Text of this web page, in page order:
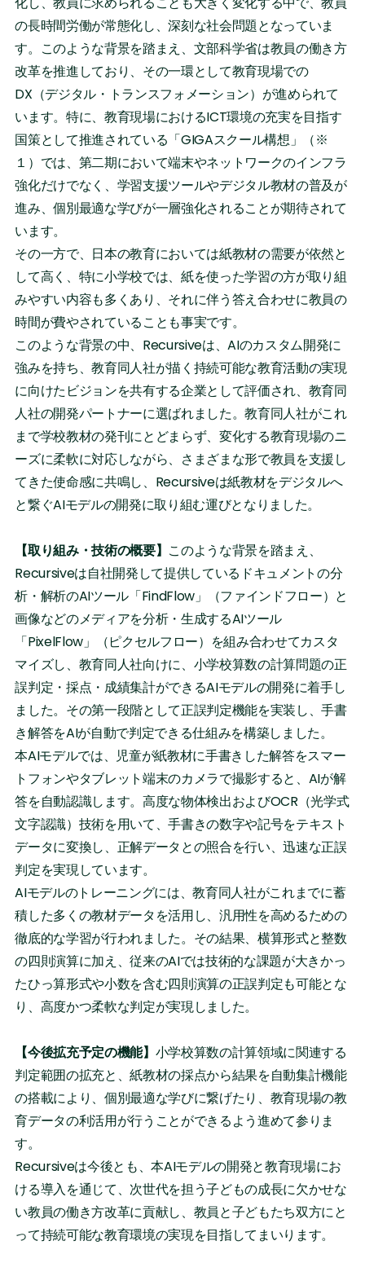
の長時間労働が常態化し、深刻な社会問題となっていま
す。このような背景を踏まえ、文部科学省は教員の働き方
改革を推進しており、その一環として教育現場での
DX（デジタル・トランスフォメーション）が進められて
います。特に、教育現場におけるICT環境の充実を目指す
国策として推進されている「GIGAスクール構想」（※
１）では、第二期において端末やネットワークのインフラ
強化だけでなく、学習支援ツールやデジタル教材の普及が
進み、個別最適な学びが一層強化されることが期待されて
います。
その一方で、日本の教育においては紙教材の需要が依然と
して高く、特に小学校では、紙を使った学習の方が取り組
みやすい内容も多くあり、それに伴う答え合わせに教員の
時間が費やされていることも事実です。
このような背景の中、Recursiveは、AIのカスタム開発に
強みを持ち、教育同人社が描く持続可能な教育活動の実現
に向けたビジョンを共有する企業として評価され、教育同
人社の開発パートナーに選ばれました。教育同人社がこれ
まで学校教材の発刊にとどまらず、変化する教育現場のニ
ーズに柔軟に対応しながら、さまざまな形で教員を支援し
てきた使命感に共鳴し、Recursiveは紙教材をデジタルへ
と繋ぐAIモデルの開発に取り組む運びとなりました。
【取り組み・技術の概要】 このような背景を踏まえ、
Recursiveは自社開発して提供しているドキュメントの分
析・解析のAIツール「FindFlow」（ファインドフロー）と
画像などのメディアを分析・生成するAIツール
「PixelFlow」（ピクセルフロー）を組み合わせてカスタ
マイズし、教育同人社向けに、小学校算数の計算問題の正
誤判定・採点・成績集計ができるAIモデルの開発に着手し
ました。その第一段階として正誤判定機能を実装し、手書
き解答をAIが自動で判定できる仕組みを構築しました。
本AIモデルでは、児童が紙教材に手書きした解答をスマー
トフォンやタブレット端末のカメラで撮影すると、AIが解
答を自動認識します。高度な物体検出およびOCR（光学式
文字認識）技術を用いて、手書きの数字や記号をテキスト
データに変換し、正解データとの照合を行い、迅速な正誤
判定を実現しています。
AIモデルのトレーニングには、教育同人社がこれまでに蓄
積した多くの教材データを活用し、汎用性を高めるための
徹底的な学習が行われました。その結果、横算形式と整数
の四則演算に加え、従来のAIでは技術的な課題が大きかっ
たひっ算形式や小数を含む四則演算の正誤判定も可能とな
り、高度かつ柔軟な判定が実現しました。
【今後拡充予定の機能】 小学校算数の計算領域に関連する
判定範囲の拡充と、紙教材の採点から結果を自動集計機能
の搭載により、個別最適な学びに繋げたり、教育現場の教
育データの利活用が行うことができるよう進めて参りま
す。
Recursiveは今後とも、本AIモデルの開発と教育現場にお
ける導入を通じて、次世代を担う子どもの成長に欠かせな
い教員の働き方改革に貢献し、教員と子どもたち双方にと
って持続可能な教育環境の実現を目指してまいります。